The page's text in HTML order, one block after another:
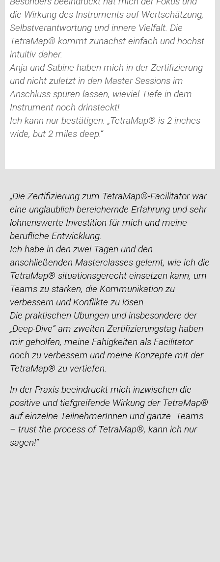
die Wirkung des Instruments auf Wertschätzung,
Selbstverantwortung und innere Vielfalt. Die
TetraMap® kommt zunächst einfach und höchst
intuitiv daher.
Anja und Sabine haben mich in der Zertifizierung
und nicht zuletzt in den Master Sessions im
Anschluss spüren lassen, wieviel Tiefe in dem
Instrument noch drinsteckt!
Ich kann nur bestätigen: „TetraMap® is 2 inches
wide, but 2 miles deep.“
„Die Zertifizierung zum TetraMap®-Facilitator war
eine unglaublich bereichernde Erfahrung und sehr
lohnenswerte Investition für mich und meine
berufliche Entwicklung.
Ich habe in den zwei Tagen und den
anschließenden Masterclasses gelernt, wie ich die
TetraMap® situationsgerecht einsetzen kann, um
Teams zu stärken, die Kommunikation zu
verbessern und Konflikte zu lösen.
Die praktischen Übungen und insbesondere der
„Deep-Dive“ am zweiten Zertifizierungstag haben
mir geholfen, meine Fähigkeiten als Facilitator
noch zu verbessern und meine Konzepte mit der
TetraMap® zu vertiefen.
In der Praxis beeindruckt mich inzwischen die
positive und tiefgreifende Wirkung der TetraMap®
auf einzelne TeilnehmerInnen und ganze Teams
– trust the process of TetraMap®, kann ich nur
sagen!“